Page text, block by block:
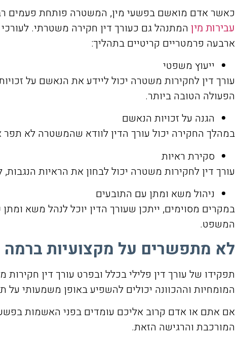
כאשר אדם מואשם בפשעי מין, המשטרה פותחת פעמים
עבירות מין המתנהל גם כעורך דין חקירה משטרתי.
ארבעה פרמטריים קריטיים בתהליך:
ייעוץ משפטי
עורך דין לחקירות משטרה יכול ליידע את הנאשם על
הפעולה הטובה ביותר.
הגנה על זכויות הנאשם
במהלך החקירה יכול עורך הדין לוודא שהמשטרה לא תפר
סקירת ראיות
עורך דין לחקירות משטרה יכול לבחון את הראיות
ניהול משא ומתן עם התובעים
במקרים מסוימים, ייתכן שעורך הדין יוכל לנהל משא
המשפט.
לא מתפשרים על מקצועיות ברמה
תפקידו של עורך דין פלילי בכלל ובפרט עורך דין
המומחיות וההכוונה יכולים להשפיע באופן משמעותי
אם אתם או אדם קרוב אליכם עומדים בפני האשמות
המורכבת והרגישה הזאת.